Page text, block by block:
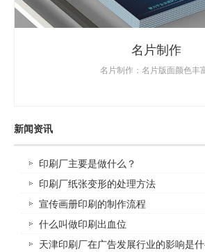
名片制作
名片制作：名片版面颜色丰
新闻资讯
印刷厂主要是做什么？
印刷厂纸张变形的处理方法
宣传画册印刷的制作流程
什么叫做印刷出血位
天津印刷厂在广告发展行业的影响是